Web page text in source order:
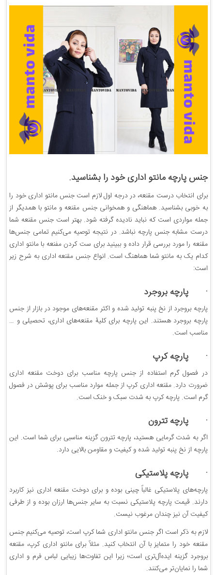
جنس پارچه مانتو اداری خود را بشناسید.
برای انتخاب درست مقنعه، در درجه اول لازم است جنس مانتو اداری خود را
به خوبی بشناسید. هماهنگی و همخوانی جنس مقنعه و مانتو با همدیگر از
جمله مواردی است که نباید نادیده گرفته شود. بهتر است جنس مقنعه شما
درست مشابه جنس پارچه نباشد. در نتیجه توصیه می‌کنیم تمامی جنس‌ها
مقنعه را مورد بررسی قرار داده و ببینید برای ست کردن مفنعه با مانتو اداری
کدام یک به مانتو شما هماهنگ است. انواع جنس مقنعه اداری به شرح زیر
است:
· پارچه بروجرد
پارچه بروجرد از نخ پنبه تولید شده و اکثر مقنعه‌های موجود در بازار از جنس
پارچه بروجرد هستند. این پارچه برای کلیۀ مقنعه‌های اداری، تحصیلی و …
مناسب است.
· پارچه کرپ
در فصول گرم استفاده از جنس پارچه مناسب برای دوخت مقنعه اداری
ضرورت دارد. مقنعه اداری کرپ از جمله موارد مناسب برای پوشش در فصول
گرم است. پارچه کرپ به شدت سبک و خنک است.
· پارچه تترون
اگر به شدت گرمایی هستید، پارچه تترون گزینه مناسبی برای شما است. این
پارچه از نخ پنبه تولید شده و کیفیت و مقاومن بالایی دارد.
· پارچه پلاستیکی
پارچه‌های پلاستیکی غالباً چینی بوده و برای دوخت مقنعه اداری نیز کاربرد
دارند. قیمت پارچه پلاستیکی نسبت به سایر جنس‌ها ارزان بوده و از طرفی
کیفیت آن نیز چندان مرغوب نیست.
لازم به ذکر است اگر جنس مانتو اداری شما کرپ است، توصیه می‌کنیم جنس
مقنعه خود را متمایز با آن انتخاب کنید. مثلاً برای مانتو اداری کرپ، مقنعه
بروجرد گزینه ایده‌آل‌تری است؛ زیرا این تفاوت‌ها زیبایی لباس فرم و اداری
شما را نمایان‌تر می‌کنند.